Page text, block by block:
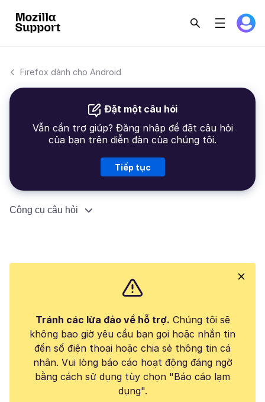
Firefox dành cho Android
Đặt một câu hỏi
Vẫn cần trợ giúp? Đăng nhập để đặt câu hỏi
của bạn trên diễn đàn của chúng tôi.
Tiếp tục
Công cụ câu hỏi
Tránh các lừa đảo về hỗ trợ. Chúng tôi sẽ
không bao giờ yêu cầu bạn gọi hoặc nhắn tin
đến số điện thoại hoặc chia sẻ thông tin cá
nhân. Vui lòng báo cáo hoạt động đáng ngờ
bằng cách sử dụng tùy chọn "Báo cáo lạm
dụng".